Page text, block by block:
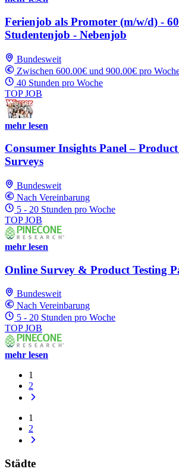
Ferienjob als Promoter (m/w/d) -
Studentenjob - Nebenjob
Bundesweit
Zwischen 600.00€ und 900.00€ pro
40 Stunden pro Woche
TOP JOB
mehr lesen
Consumer Insights Panel –
Surveys
Bundesweit
Nach Vereinbarung
5 - 20 Stunden pro Woche
TOP JOB
mehr lesen
Online Survey & Product Testing
Bundesweit
Nach Vereinbarung
5 - 20 Stunden pro Woche
TOP JOB
mehr lesen
1
2
1
2
Städte